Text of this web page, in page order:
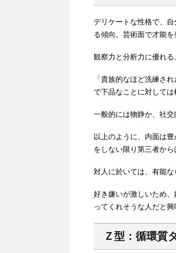
デリケートな性格で、
る傾向。芸術面で才能を
観察力と分析力に優れる
「貴族的なほど洗練さ
で下品なことに対しては
一般的には物静か、社交
以上のように、内面は
をしない限り第三者から
対人に於いては、有能な
好き嫌いが激しいため
ってくれそうな人だと興
Ｚ型：循環質